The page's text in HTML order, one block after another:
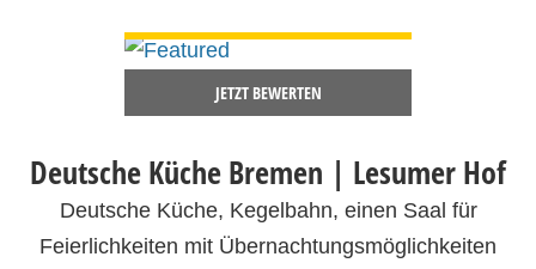
JETZT BEWERTEN
Deutsche Küche Bremen | Lesumer Hof
Deutsche Küche, Kegelbahn, einen Saal für
Feierlichkeiten mit Übernachtungsmöglichkeiten